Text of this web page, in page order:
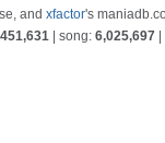
and xfactor's
| song: 6,025,697